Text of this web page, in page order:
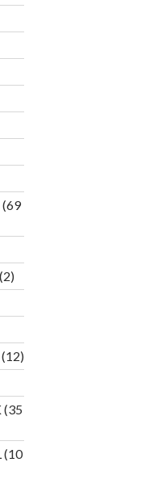
69
22
Produkte
1212
Produkte
35
10